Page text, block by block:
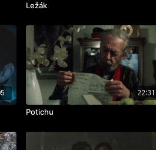
Ležák
22:31
Potichu